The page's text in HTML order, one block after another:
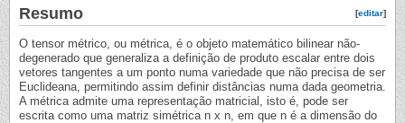
[editar]
Resumo
O tensor métrico, ou métrica, é o objeto matemático bilinear não-
degenerado que generaliza a definição de produto escalar entre dois
vetores tangentes a um ponto numa variedade que não precisa de ser
Euclideana, permitindo assim definir distâncias numa dada geometria.
A métrica admite uma representação matricial, isto é, pode ser
escrita como uma matriz simétrica n x n, em que n é a dimensão do